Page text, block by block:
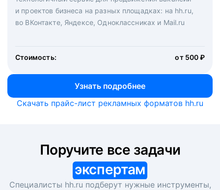
и проектов бизнеса на разных площадках: на hh.ru,
во ВКонтакте, Яндексе, Одноклассниках и Mail.ru
Стоимость: от 500 ₽
Узнать подробнее
маркетологи, рекрутеры и проектные менеджеры
hh.ru с целым набором digital-инструментов
Скачать прайс-лист рекламных форматов hh.ru
экспертам
Специалисты hh.ru подберут нужные инструменты,